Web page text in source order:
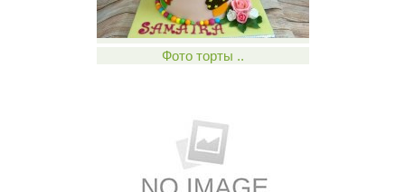
Фото торты ..